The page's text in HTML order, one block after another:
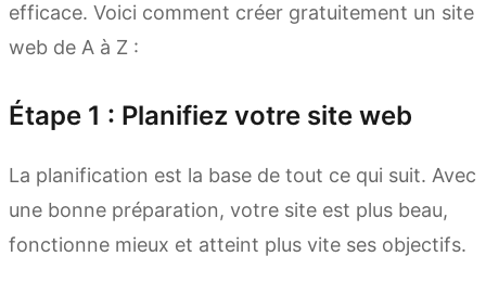
efficace. Voici comment créer gratuitement un site
web de A à Z :
Étape 1 : Planifiez votre site web
La planification est la base de tout ce qui suit. Avec
une bonne préparation, votre site est plus beau,
fonctionne mieux et atteint plus vite ses objectifs.